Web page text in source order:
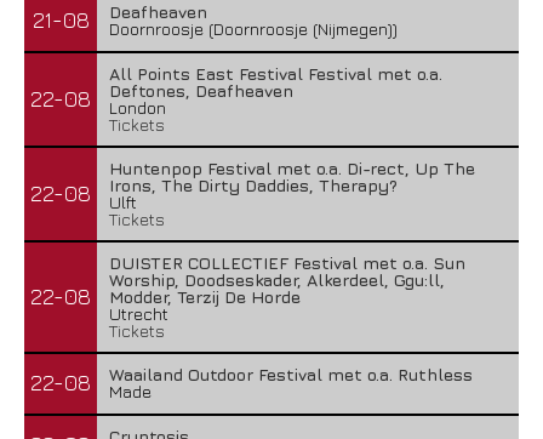
21-08
Deafheaven
Doornroosje (Doornroosje (Nijmegen))
22-08
All Points East Festival Festival met o.a.
Deftones, Deafheaven
London
Tickets
22-08
Huntenpop Festival met o.a. Di-rect, Up The
Irons, The Dirty Daddies, Therapy?
Ulft
Tickets
22-08
DUISTER COLLECTIEF Festival met o.a. Sun
Worship, Doodseskader, Alkerdeel, Ggu:ll,
Modder, Terzij De Horde
Utrecht
Tickets
22-08
Waailand Outdoor Festival met o.a. Ruthless
Made